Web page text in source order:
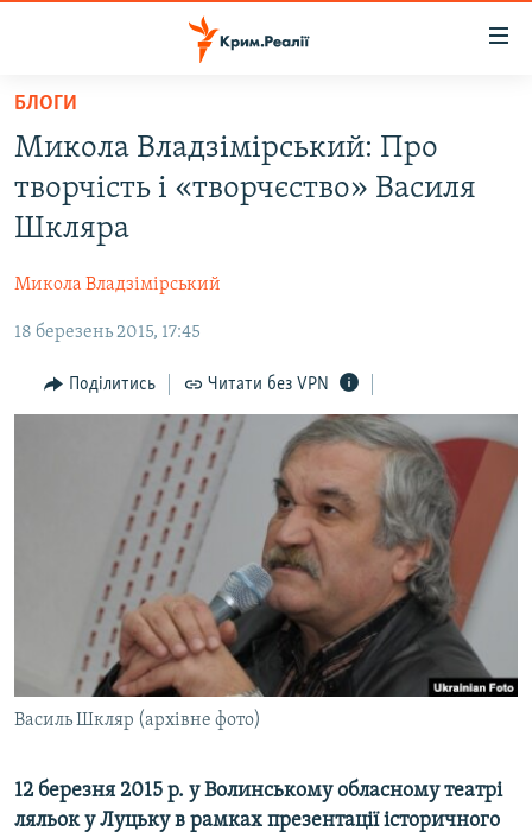
Перейти
основного
матеріалу
Перейти
до
основної
Перейти
пошуку
ВІДЕО ТА ФОТО
БЛОГИ
ПОГЛЯД
ІНТЕРВ'Ю
СПЕЦПРОЕКТИ
ВІДЕОУРОКИ «ELIFBE»
СВІДЧЕННЯ ОКУПАЦІЇ
УКРАЇНСЬКА ПРОБЛЕМА КРИМУ
ІНФОГРАФІКА
ЯК ОБІЙТИ БЛОКУВАННЯ
Qırımtatar
ДОЛУЧАЙСЯ!
Усі сайти RFE/RL
БЛОГИ
Микола Владзімірський: Про
творчість і «творчєство» Василя
Шкляра
Микола Владзімірський
18 березень 2015, 17:45
Поділитись Читати без VPN
Василь Шкляр (архівне фото)
12 березня 2015 р. у Волинському обласному театрі
ляльок у Луцьку в рамках презентації історичного